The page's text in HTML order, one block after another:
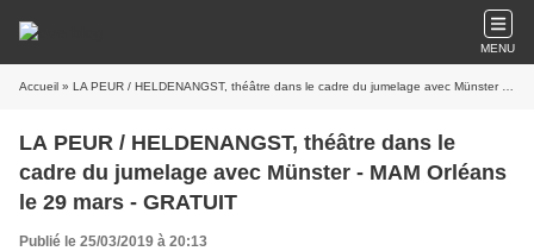
MENU
Accueil » LA PEUR / HELDENANGST, théâtre dans le cadre du jumelage avec Münster - MAM Orléans le 29 mars - GRATUIT
LA PEUR / HELDENANGST, théâtre dans le
cadre du jumelage avec Münster - MAM Orléans
le 29 mars - GRATUIT
Publié le 25/03/2019 à 20:13